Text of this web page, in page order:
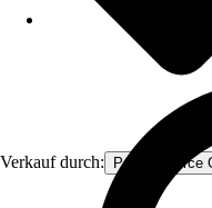
Verkauf durch: Procommerce